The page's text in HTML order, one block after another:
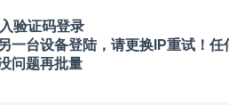
ID/IC
验证码登录
一台设备登陆，请更换IP重试！任
问题再批量